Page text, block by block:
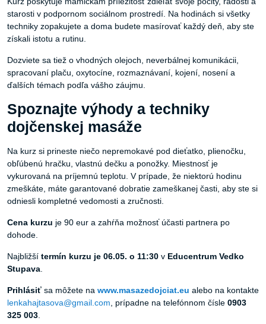
starosti v podpornom sociálnom prostredí. Na hodinách si všetky
techniky zopakujete a doma budete masírovať každý deň, aby ste
získali istotu a rutinu.
Dozviete sa tiež o vhodných olejoch, neverbálnej komunikácii,
spracovaní plaču, oxytocíne, rozmaznávaní, kojení, nosení a
ďalších témach podľa vášho záujmu.
Spoznajte výhody a techniky
dojčenskej masáže
Na kurz si prineste niečo nepremokavé pod dieťatko, plienočku,
obľúbenú hračku, vlastnú dečku a ponožky. Miestnosť je
vykurovaná na príjemnú teplotu. V prípade, že niektorú hodinu
zmeškáte, máte garantované dobratie zameškanej časti, aby ste si
odniesli kompletné vedomosti a zručnosti.
Cena kurzu je 90 eur a zahŕňa možnosť účasti partnera po
dohode.
Najbližší termín kurzu je 06.05. o 11:30 v Educentrum Vedko
Stupava.
Prihlásiť sa môžete na www.masazedojciat.eu alebo na kontakte
lenkahajtasova@gmail.com, prípadne na telefónnom čísle 0903
325 003.